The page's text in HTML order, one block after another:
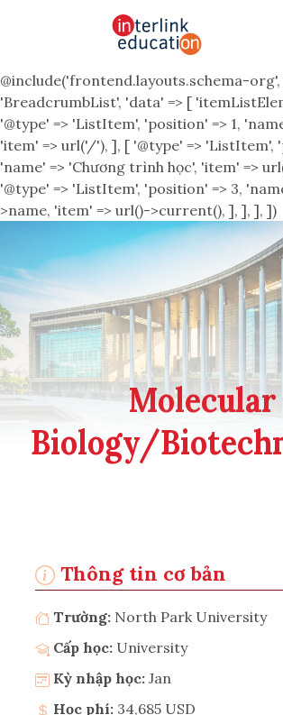
@include('frontend.layouts.schema-org',
'BreadcrumbList', 'data' => [
'@type' => 'ListItem', 'position' => 1,
'item' => url('/'), ], [ '@type' => 'ListItem',
'name' => 'Chương trình học', 'item' =>
'@type' => 'ListItem', 'position' => 3,
>name, 'item' => url()->current(), ], ], ], ])
Molecular
Biology/
Thông tin cơ bản
Trường: North Park University
Cấp học: University
Kỳ nhập học: Jan
Học phí: 34,685 USD